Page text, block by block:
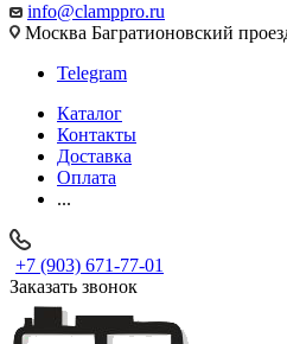
info@clamppro.ru
Москва Багратионовский
Telegram
Каталог
Контакты
Доставка
Оплата
...
+7 (903) 671-77-01
Заказать звонок